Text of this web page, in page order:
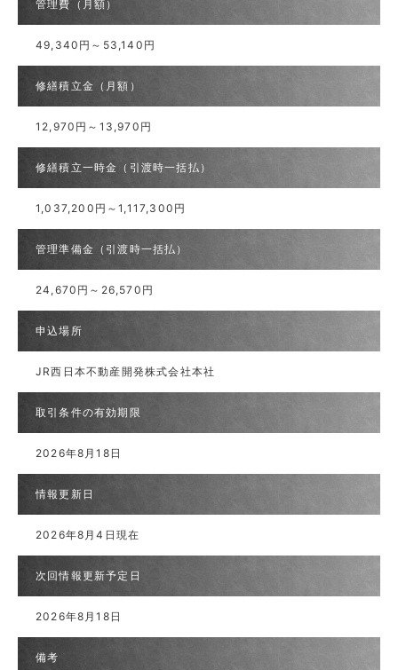
管理費（月額）
49,340円～53,140円
修繕積立金（月額）
12,970円～13,970円
修繕積立一時金（引渡時一括払）
1,037,200円～1,117,300円
管理準備金（引渡時一括払）
24,670円～26,570円
申込場所
JR西日本不動産開発株式会社本社
取引条件の有効期限
2026年8月18日
情報更新日
2026年8月4日現在
次回情報更新予定日
2026年8月18日
備考